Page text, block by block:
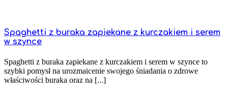
Spaghetti z buraka zapiekane z kurczakiem i serem
w szynce
Spaghetti z buraka zapiekane z kurczakiem i serem w szynce to
szybki pomysł na urozmaicenie swojego śniadania o zdrowe
właściwości buraka oraz na [...]